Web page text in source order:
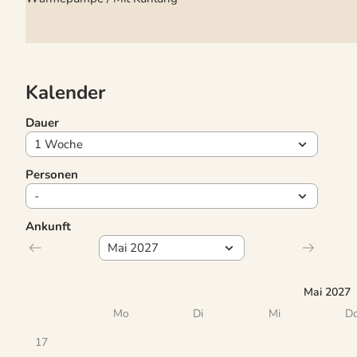
Kalender
Ankunft
Mai 2027
Mo
Di Mi
17
Dauer
Personen